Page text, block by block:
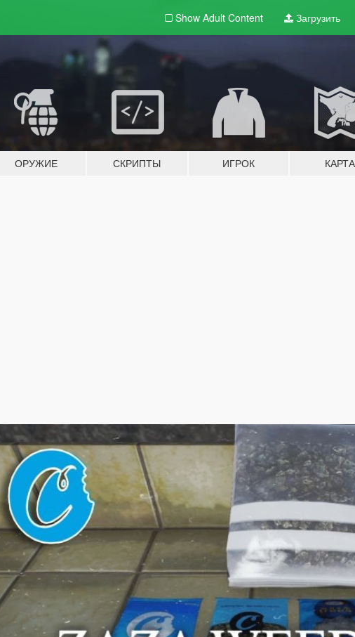
Show Adult Content Загрузить
ОРУЖИЕ СКРИПТЫ ИГРОК КАРТА